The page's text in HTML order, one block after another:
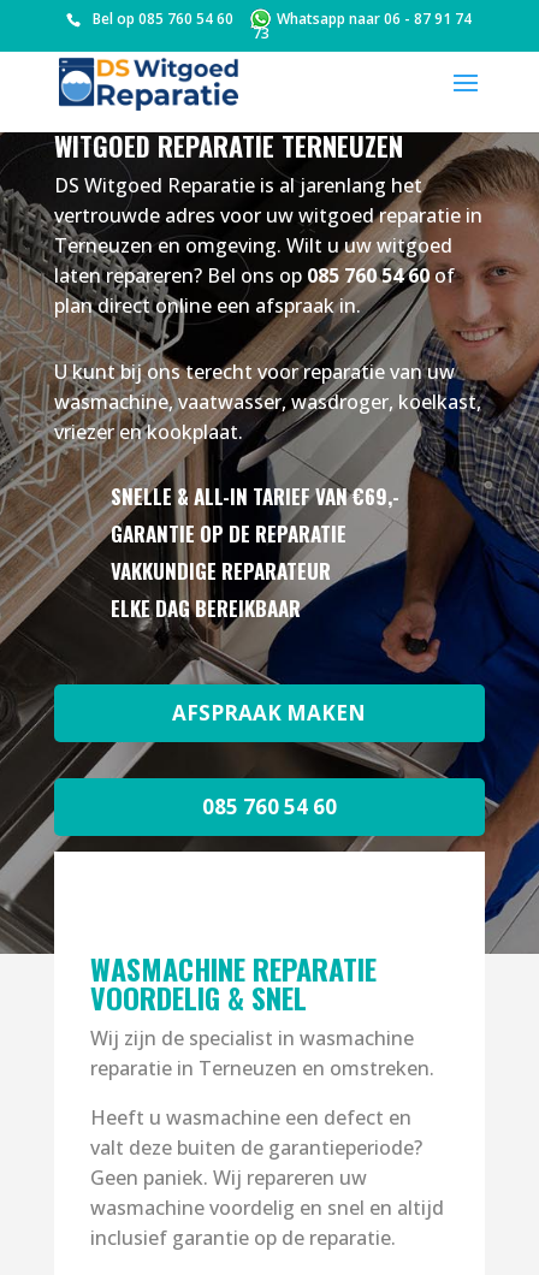
Bel op085 760 54 60 Whatsapp naar06 - 87 91 74
73
WITGOED REPARATIE TERNEUZEN
DS Witgoed Reparatie is al jarenlang het
vertrouwde adres voor uw witgoed reparatie in
Terneuzen en omgeving. Wilt u uw witgoed
laten repareren? Bel ons op 085 760 54 60of
plan direct online een afspraak in.
U kunt bij ons terecht voor reparatie van uw
wasmachine, vaatwasser, wasdroger, koelkast,
vriezer en kookplaat.
SNELLE & ALL-IN TARIEF VAN €69,-
GARANTIE OP DE REPARATIE
VAKKUNDIGE REPARATEUR
ELKE DAG BEREIKBAAR
AFSPRAAK MAKEN
085 760 54 60
WASMACHINE REPARATIE
VOORDELIG & SNEL
Wij zijn de specialist in wasmachine
reparatie in Terneuzen en omstreken.
Heeft u wasmachine een defect en
valt deze buiten de garantieperiode?
Geen paniek. Wij repareren uw
wasmachine voordelig en snel en altijd
inclusief garantie op de reparatie.